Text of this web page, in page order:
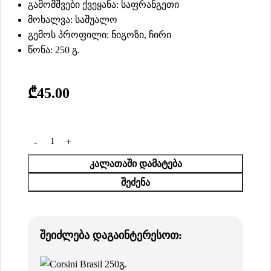
გამომშვები ქვეყანა: საფრანგეთი
მოხალვა: საშუალო
გემოს პროფილი: ნიგოზი, ჩირი
წონა: 250 გ.
₾45.00
ᲙᲐᲚᲐᲗᲐᲨᲘ ᲓᲐᲛᲐᲢᲔᲑᲐ
ᲨᲔᲫᲔᲜᲐ
შეიძლება დაგაინტერესოთ: